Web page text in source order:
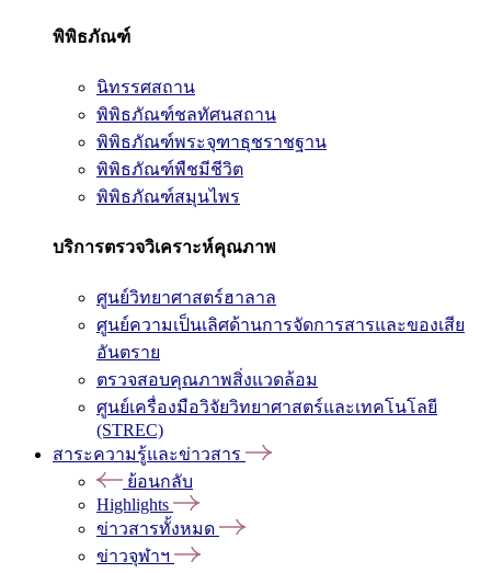
พิพิธภัณฑ์
นิทรรศสถาน
พิพิธภัณฑ์ชลทัศนสถาน
พิพิธภัณฑ์พระจุฑาธุชราชฐาน
พิพิธภัณฑ์พืชมีชีวิต
พิพิธภัณฑ์สมุนไพร
บริการตรวจวิเคราะห์คุณภาพ
ศูนย์วิทยาศาสตร์ฮาลาล
ศูนย์ความเป็นเลิศด้านการจัดการสารและของเสีย
อันตราย
ตรวจสอบคุณภาพสิ่งแวดล้อม
ศูนย์เครื่องมือวิจัยวิทยาศาสตร์และเทคโนโลยี
(STREC)
สาระความรู้และข่าวสาร
ย้อนกลับ
Highlights
ข่าวสารทั้งหมด
ข่าวจุฬาฯ